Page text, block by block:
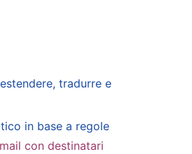
tradurre e
in base a regole
con destinatari